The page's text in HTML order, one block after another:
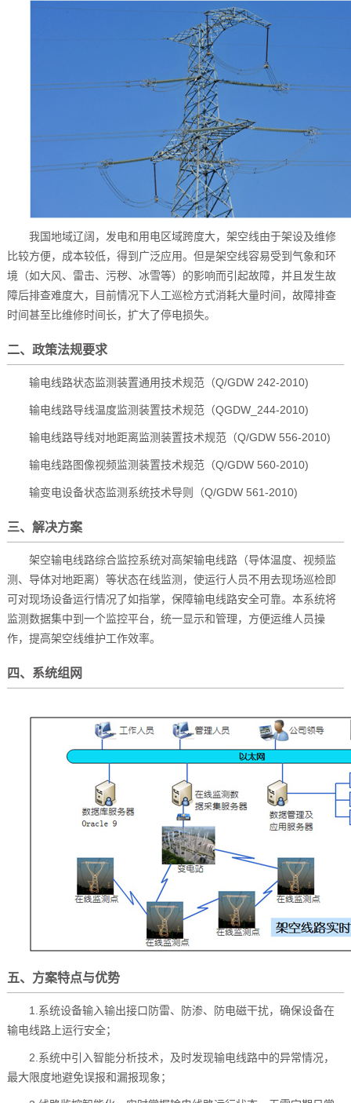
我国地域辽阔，发电和用电区域跨度大，架空线由于架设及维修
比较方便，成本较低，得到广泛应用。但是架空线容易受到气象和环
境（如大风、雷击、污秽、冰雪等）的影响而引起故障，并且发生故
障后排查难度大，目前情况下人工巡检方式消耗大量时间，故障排查
时间甚至比维修时间长，扩大了停电损失。
二、政策法规要求
输电线路状态监测装置通用技术规范（Q/GDW 242-2010)
输电线路导线温度监测装置技术规范（QGDW_244-2010)
输电线路导线对地距离监测装置技术规范（Q/GDW 556-2010)
输电线路图像视频监测装置技术规范（Q/GDW 560-2010)
输变电设备状态监测系统技术导则（Q/GDW 561-2010)
三、解决方案
架空输电线路综合监控系统对高架输电线路（导体温度、视频监
测、导体对地距离）等状态在线监测，使运行人员不用去现场巡检即
可对现场设备运行情况了如指掌，保障输电线路安全可靠。本系统将
监测数据集中到一个监控平台，统一显示和管理，方便运维人员操
作，提高架空线维护工作效率。
四、系统组网
五、方案特点与优势
1.系统设备输入输出接口防雷、防渗、防电磁干扰，确保设备在
输电线路上运行安全；
2.系统中引入智能分析技术，及时发现输电线路中的异常情况，
最大限度地避免误报和漏报现象；